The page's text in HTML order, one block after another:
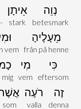
נְוֵה
betesmark
אֵיתָן
stark
מֵעָלֶיהָ
från på henne
vem
כִּי
eftersom
מִי
vem
mig
זֶה
denna
רֹעֶה
valla
som